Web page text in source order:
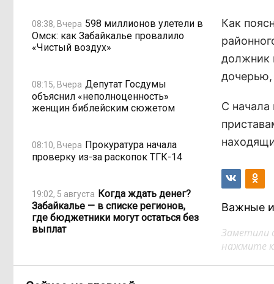
08:38, Вчера 598 миллионов улетели в
Омск: как Забайкалье провалило
«Чистый воздух»
08:15, Вчера Депутат Госдумы
объяснил «неполноценность»
женщин библейским сюжетом
08:10, Вчера Прокуратура начала
проверку из-за раскопок ТГК-14
19:02, 5 августа Когда ждать денег?
Забайкалье — в списке регионов,
где бюджетники могут остаться без
выплат
17:30, 5 августа «Их масштаб может
превысить весь наш опыт»: Осипов
Как
должник
дочерью,
С
Важные
Заметили
нажмите